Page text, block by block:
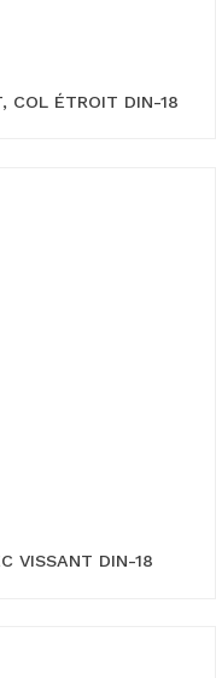
COL ÉTROIT DIN-18
VISSANT DIN-18